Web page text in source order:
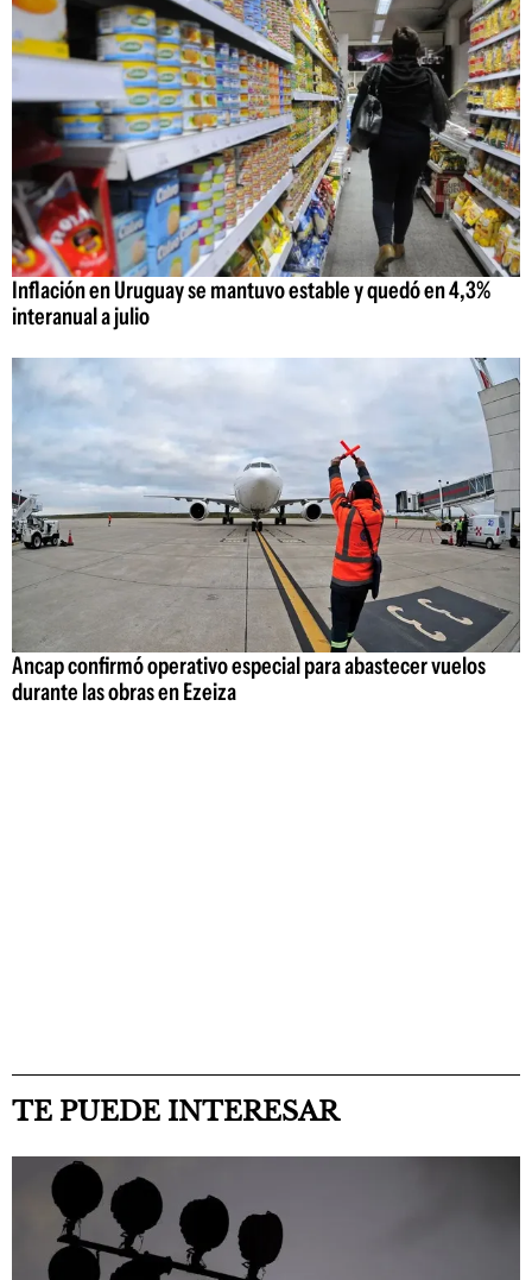
Inflación en Uruguay se mantuvo estable y quedó en 4,3%
interanual a julio
Ancap confirmó operativo especial para abastecer vuelos
durante las obras en Ezeiza
TE PUEDE INTERESAR